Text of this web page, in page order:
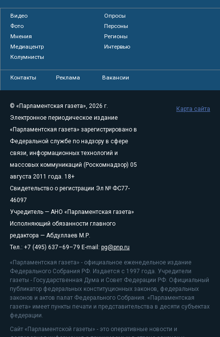
Видео
Опросы
Фото
Персоны
Мнения
Регионы
Медиацентр
Интервью
Колумнисты
Контакты Реклама Вакансии
© «Парламентская газета», 2026 г.
Электронное периодическое издание
«Парламентская газета» зарегистрировано в
Федеральной службе по надзору в сфере
связи, информационных технологий и
массовых коммуникаций (Роскомнадзор) 05
августа 2011 года. 18+
Свидетельство о регистрации Эл № ФС77-
46097
Учредитель — АНО «Парламентская газета»
Исполняющий обязанности главного
редактора — Абдуллаев М.Р.
Тел.: +7 (495) 637–69–79 E-mail: pg@pnp.ru
«Парламентская газета» - официальное еженедельное издание
Федерального Собрания РФ. Издается с 1997 года. Учредители
газеты - Государственная Дума и Совет Федерации РФ. Официальный
публикатор федеральных конституционных законов, федеральных
законов и актов палат Федерального Собрания. «Парламентская
газета» имеет пункты печати и представительства в десяти субъектах
федерации.
Сайт «Парламентской газеты» - это оперативные новости и
Карта сайта